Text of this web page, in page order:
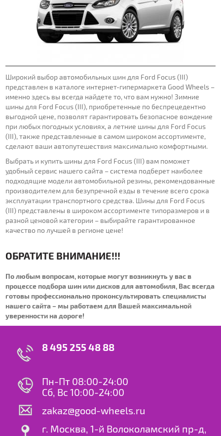
Широкий выбор автомобильных шин для Ford Focus (III)
представлен в каталоге интернет-гипермаркета Good Wheels –
именно здесь вы всегда найдете то, что вам нужно! Зимние
шины для Ford Focus (III), приобретенные по беспрецедентно
выгодной цене, позволят гарантировать безопасное вождение
при любых погодных условиях, а летние шины для Ford Focus
(III), также представленные в самом широком ассортименте,
сделают ваши автопутешествия максимально комфортными.
Выбрать и купить шины для Ford Focus (III) вам поможет
удобный сервис нашего сайта – система подберет наиболее
подходящие модели автомобильной резины, рекомендованные
производителем для безупречной езды в течение всего срока
эксплуатации транспортного средства. Шины для Ford Focus
(III) представлены в широком ассортименте типоразмеров и в
разной ценовой категории – выбирайте гарантированное
качество по лучшей в регионе цене!
ОБРАТИТЕ ВНИМАНИЕ!!!
По любым вопросам, которые могут возникнуть у вас в
процессе подбора шин или дисков для автомобиля, Вас всегда
готовы профессионально проконсультировать специалисты
нашего сайта – мы работаем для Вашей максимальной
уверенности на дороге!
8 495 255 48 88
Пн-Пт 08:00-24:00
Сб, Вс 10:00-24:00
zakaz@good-wheels.ru
г. Москва, 1-й Волоколамский пр-д,